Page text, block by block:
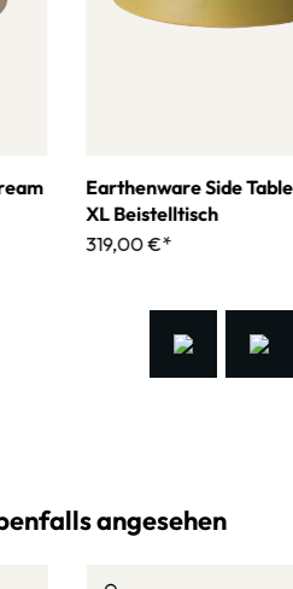
Earthenware Side
XL Beistelltisch
319,00 €*
angesehen